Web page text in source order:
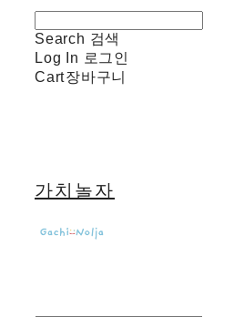
Search 검색
Log In 로그인
Cart장바구니
가치놀자